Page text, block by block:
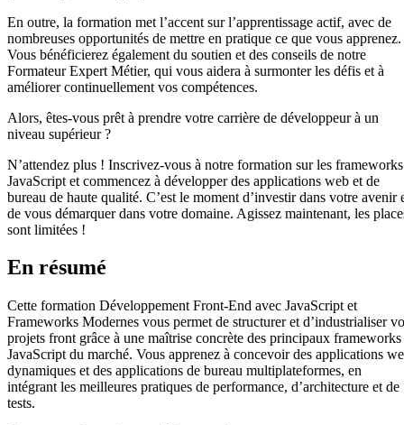
En outre, la formation met l’accent sur l’apprentissage actif, avec de
nombreuses opportunités de mettre en pratique ce que vous apprenez.
Vous bénéficierez également du soutien et des conseils de notre
Formateur Expert Métier, qui vous aidera à surmonter les défis et à
améliorer continuellement vos compétences.
Alors, êtes-vous prêt à prendre votre carrière de développeur à un
niveau supérieur ?
N’attendez plus ! Inscrivez-vous à notre formation sur les frameworks
JavaScript et commencez à développer des applications web et de
bureau de haute qualité. C’est le moment d’investir dans votre avenir
de vous démarquer dans votre domaine. Agissez maintenant, les
sont limitées !
En résumé
Cette formation Développement Front-End avec JavaScript et
Frameworks Modernes vous permet de structurer et d’industrialiser
projets front grâce à une maîtrise concrète des principaux frameworks
JavaScript du marché. Vous apprenez à concevoir des applications
dynamiques et des applications de bureau multiplateformes, en
intégrant les meilleures pratiques de performance, d’architecture et de
tests.